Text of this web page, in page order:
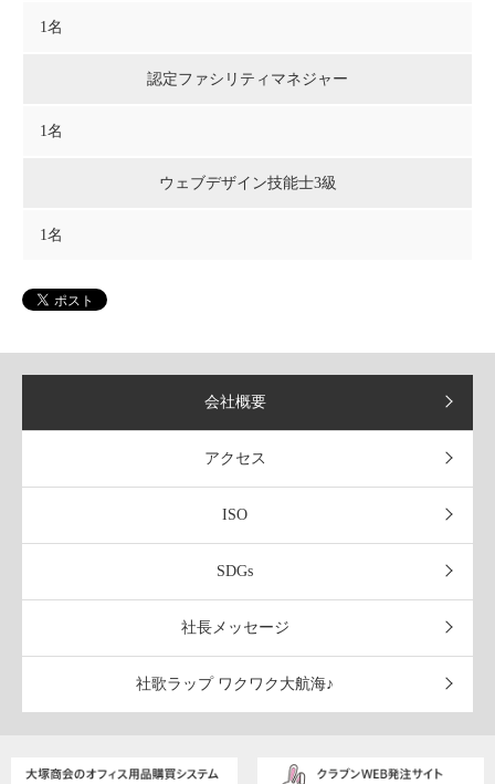
1名
認定ファシリティマネジャー
1名
ウェブデザイン技能士3級
1名
会社概要
アクセス
ISO
SDGs
社長メッセージ
社歌ラップ ワクワク大航海♪